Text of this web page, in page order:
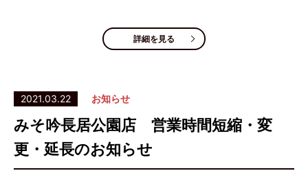
詳細を見る
2021.03.22 お知らせ
みそ吟長居公園店 営業時間短縮・変
更・延長のお知らせ